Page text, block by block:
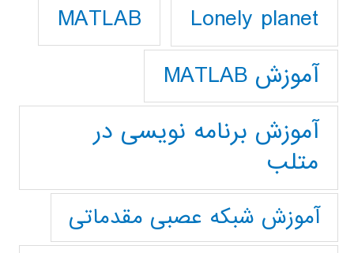
Lonely planet
MATLAB
آموزش MATLAB
آموزش برنامه نویسی در
متلب
آموزش شبکه عصبی مقدماتی